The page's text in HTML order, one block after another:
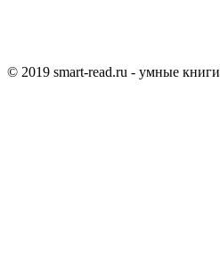
© 2019 smart-read.ru - умные книги